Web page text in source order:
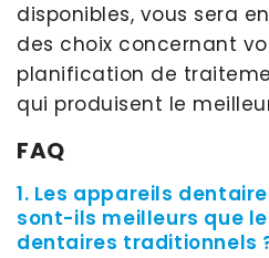
disponibles, vous sera
des choix concernant
planification de
qui produisent le
FAQ
1. Les appareils
sont-ils meilleurs que
dentaires traditionnels